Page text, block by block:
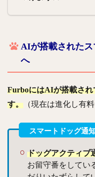
AIが搭載された
へ
FurboにはAIが搭載さ
す。 （現在は進化し有
ドッグアクティブ
お留守番をしてい